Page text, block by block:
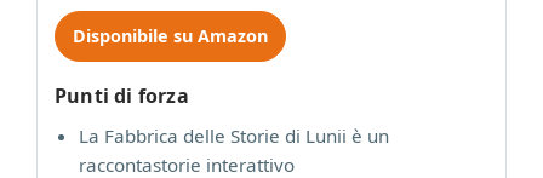
Disponibile su Amazon
Punti di forza
La Fabbrica delle Storie di Lunii è un
raccontastorie interattivo